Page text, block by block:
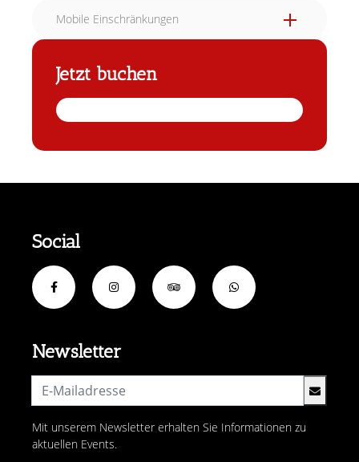
Mobile Einschränkungen
Jetzt buchen
Newsletter
Mit unserem Newsletter erhalten Sie Informationen zu
aktuellen Events.
Social